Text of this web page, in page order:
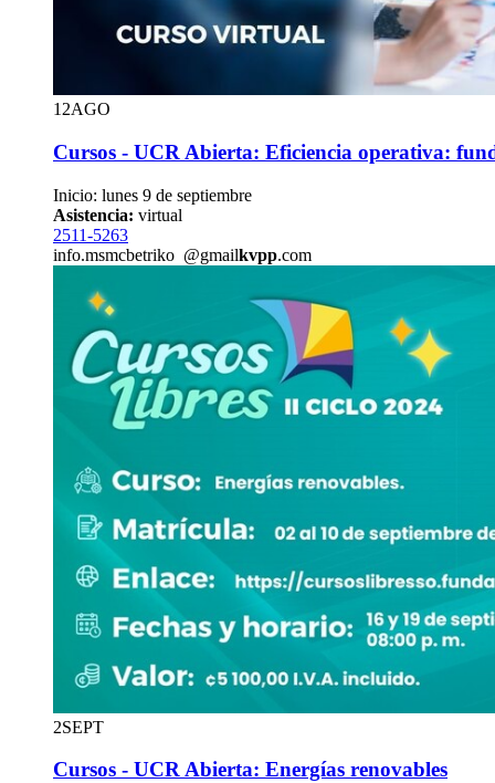
12AGO
Cursos - UCR Abierta: Eficiencia operativa:
Inicio: lunes 9 de septiembre
Asistencia: virtual
2511-5263
info.msmcbetriko @gmailkvpp.com
2SEPT
Cursos - UCR Abierta: Energías renovables